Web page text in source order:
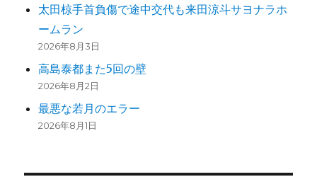
太田椋手首負傷で途中交代も来田涼斗サヨナラホ
ームラン
2026年8月3日
高島泰都また5回の壁
2026年8月2日
最悪な若月のエラー
2026年8月1日